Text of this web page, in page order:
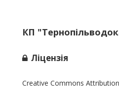
КП
Ліцензія
Creative Commons